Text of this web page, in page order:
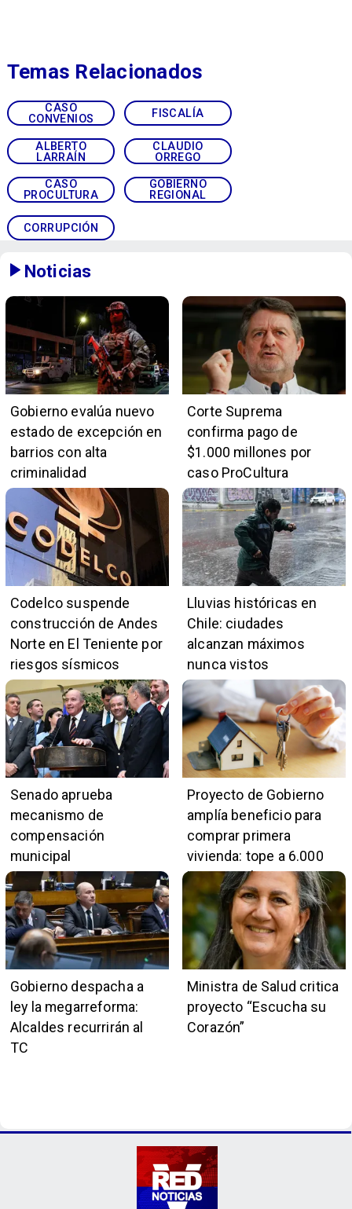
CASO
CONVENIOS
FISCALÍA
ALBERTO
LARRAÍN
CLAUDIO
ORREGO
CASO
PROCULTURA
GOBIERNO
REGIONAL
CORRUPCIÓN
Temas Relacionados
Noticias
Gobierno evalúa nuevo
estado de excepción en
barrios con alta
criminalidad
Corte Suprema
confirma pago de
$1.000 millones por
caso ProCultura
Codelco suspende
construcción de Andes
Norte en El Teniente por
riesgos sísmicos
Lluvias históricas en
Chile: ciudades
alcanzan máximos
nunca vistos
Senado aprueba
mecanismo de
compensación
municipal
Proyecto de Gobierno
amplía beneficio para
comprar primera
vivienda: tope a 6.000
UF y 30 mil cupos
Gobierno despacha a
ley la megarreforma:
Alcaldes recurrirán al
TC
Ministra de Salud critica
proyecto “Escucha su
Corazón”